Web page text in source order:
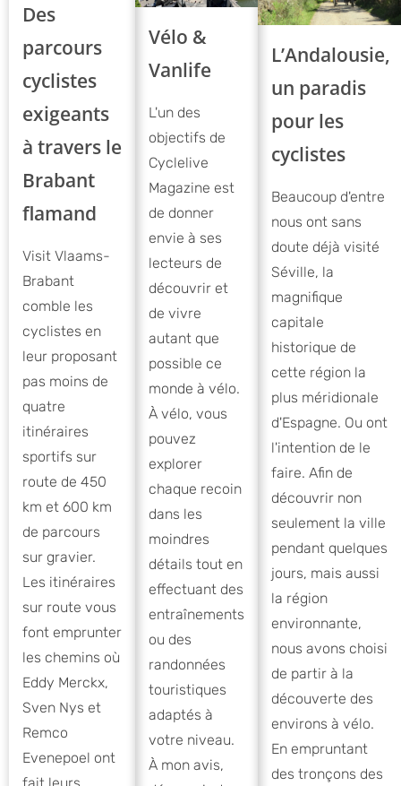
Des
parcours
cyclistes
exigeants
à travers le
Brabant
flamand
Visit Vlaams-
Brabant
comble les
cyclistes en
leur proposant
pas moins de
quatre
itinéraires
sportifs sur
route de 450
km et 600 km
de parcours
sur gravier.
Les itinéraires
sur route vous
font emprunter
les chemins où
Eddy Merckx,
Sven Nys et
Remco
Evenepoel ont
fait leurs
Vélo &
Vanlife
L'un des
objectifs de
Cyclelive
Magazine est
de donner
envie à ses
lecteurs de
découvrir et
de vivre
autant que
possible ce
monde à vélo.
À vélo, vous
pouvez
explorer
chaque recoin
dans les
moindres
détails tout en
effectuant des
entraînements
ou des
randonnées
touristiques
adaptés à
votre niveau.
À mon avis,
L’Andalousie,
un paradis
pour les
cyclistes
Beaucoup d'entre
nous ont sans
doute déjà visité
Séville, la
magnifique
capitale
historique de
cette région la
plus méridionale
d'Espagne. Ou ont
l'intention de le
faire. Afin de
découvrir non
seulement la ville
pendant quelques
jours, mais aussi
la région
environnante,
nous avons choisi
de partir à la
découverte des
environs à vélo.
En empruntant
des tronçons des